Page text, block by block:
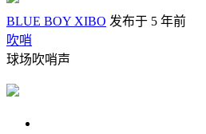
BLUE BOY XIBO 发布于 5 年前
吹哨
球场吹哨声